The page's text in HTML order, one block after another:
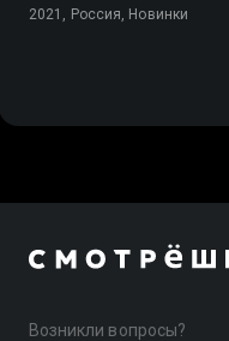
2021, Россия, Новинки
Возникли вопросы?